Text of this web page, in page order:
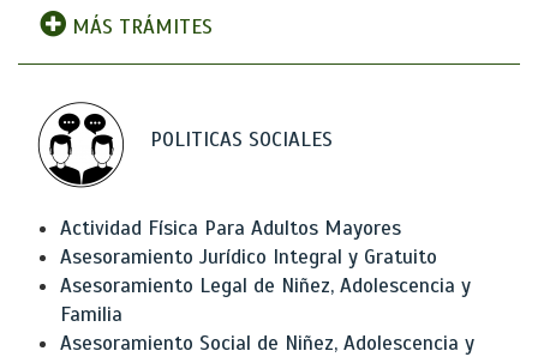
MÁS TRÁMITES
POLITICAS SOCIALES
Actividad Física Para Adultos Mayores
Asesoramiento Jurídico Integral y Gratuito
Asesoramiento Legal de Niñez, Adolescencia y
Familia
Asesoramiento Social de Niñez, Adolescencia y